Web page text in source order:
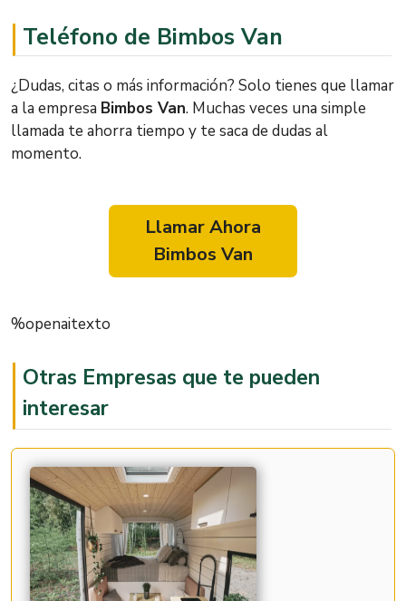
Teléfono de Bimbos Van
¿Dudas, citas o más información? Solo tienes que llamar
a la empresa Bimbos Van. Muchas veces una simple
llamada te ahorra tiempo y te saca de dudas al
momento.
Llamar Ahora
Bimbos Van
%openaitexto
Otras Empresas que te pueden
interesar